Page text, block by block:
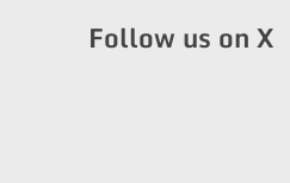
Follow us on X